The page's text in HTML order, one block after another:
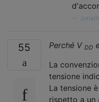
55 Perché V DD
La
tensione
La tensione
rispetto a un